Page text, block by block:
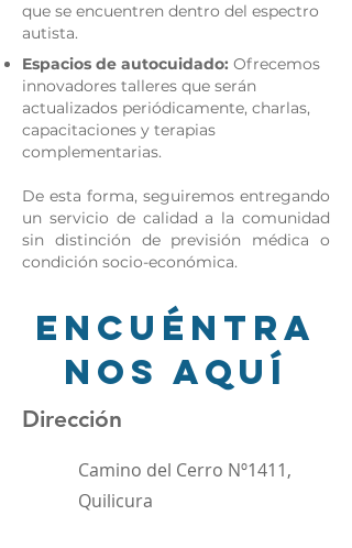
que se encuentren dentro del espectro
autista.
Espacios de autocuidado: Ofrecemos
innovadores talleres que serán
actualizados periódicamente, charlas,
capacitaciones y terapias
complementarias.
De esta forma, seguiremos entregando
un servicio de calidad a la comunidad
sin distinción de previsión médica o
condición socio-económica.
Encuéntra
nos aquí
Dirección
Camino del Cerro Nº1411,
Quilicura